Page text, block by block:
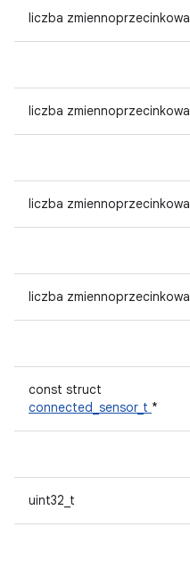
liczba zmiennoprzecinkowa
liczba zmiennoprzecinkowa
liczba zmiennoprzecinkowa
liczba zmiennoprzecinkowa
const struct
connected_sensor_t *
uint32_t